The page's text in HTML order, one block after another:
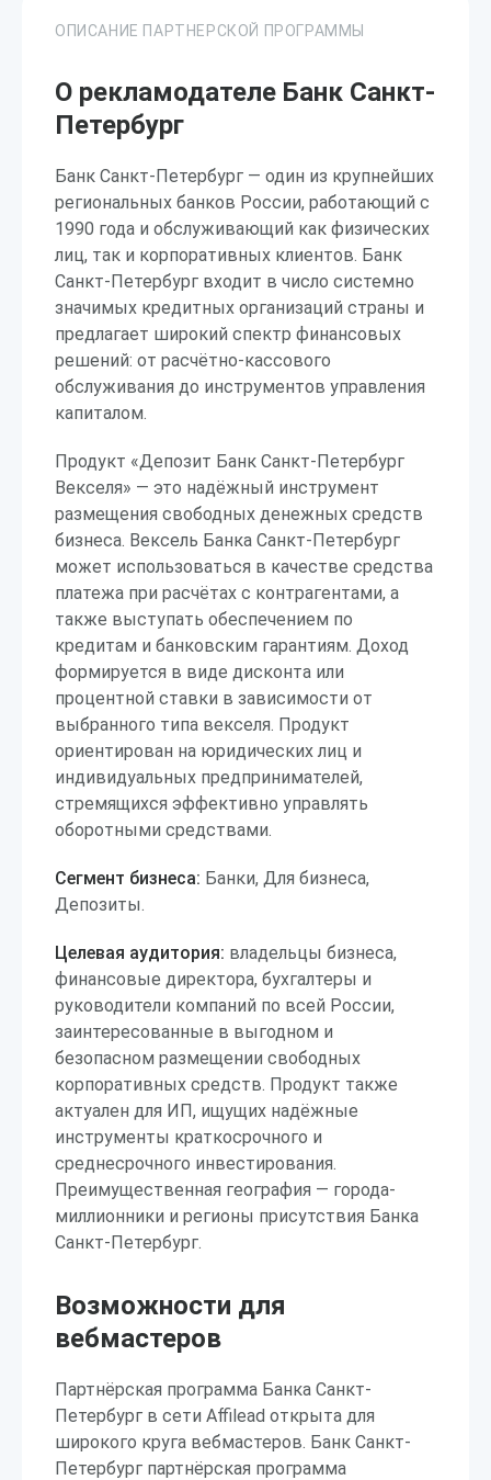
ОПИСАНИЕ ПАРТНЕРСКОЙ ПРОГРАММЫ
О рекламодателе Банк Санкт-
Петербург
Банк Санкт-Петербург — один из крупнейших
региональных банков России, работающий с
1990 года и обслуживающий как физических
лиц, так и корпоративных клиентов. Банк
Санкт-Петербург входит в число системно
значимых кредитных организаций страны и
предлагает широкий спектр финансовых
решений: от расчётно-кассового
обслуживания до инструментов управления
капиталом.
Продукт «Депозит Банк Санкт-Петербург
Векселя» — это надёжный инструмент
размещения свободных денежных средств
бизнеса. Вексель Банка Санкт-Петербург
может использоваться в качестве средства
платежа при расчётах с контрагентами, а
также выступать обеспечением по
кредитам и банковским гарантиям. Доход
формируется в виде дисконта или
процентной ставки в зависимости от
выбранного типа векселя. Продукт
ориентирован на юридических лиц и
индивидуальных предпринимателей,
стремящихся эффективно управлять
оборотными средствами.
Сегмент бизнеса: Банки, Для бизнеса,
Депозиты.
Целевая аудитория: владельцы бизнеса,
финансовые директора, бухгалтеры и
руководители компаний по всей России,
заинтересованные в выгодном и
безопасном размещении свободных
корпоративных средств. Продукт также
актуален для ИП, ищущих надёжные
инструменты краткосрочного и
среднесрочного инвестирования.
Преимущественная география — города-
миллионники и регионы присутствия Банка
Санкт-Петербург.
Возможности для
вебмастеров
Партнёрская программа Банка Санкт-
Петербург в сети Affilead открыта для
широкого круга вебмастеров. Банк Санкт-
Петербург партнёрская программа